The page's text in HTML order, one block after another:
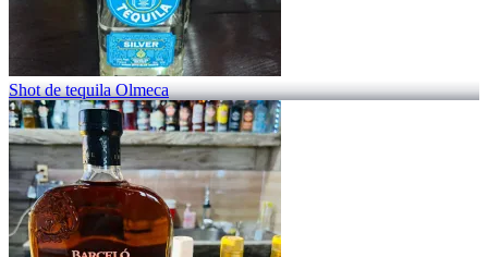
Shot de tequila Olmeca